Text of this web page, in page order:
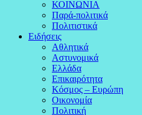
ΚΟΙΝΩΝΙΑ
Παρά-πολιτικά
Πολιτιστικά
Ειδήσεις
Αθλητικά
Αστυνομικά
Ελλάδα
Επικαιρότητα
Κόσμος – Ευρώπη
Οικονομία
Πολιτική